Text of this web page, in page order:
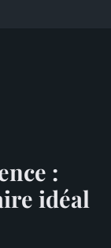
:
idéal